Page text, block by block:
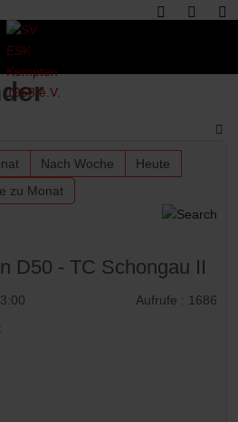
Nach Woche
Heute
zu Monat
D50 - TC Schongau II
Aufrufe : 1686